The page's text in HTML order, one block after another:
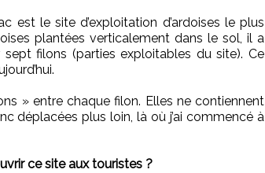
est le site d’exploitation d’ardoises le plus
plantées verticalement dans le sol, il a
filons (parties exploitables du site). Ce
» entre chaque filon. Elles ne contiennent
déplacées plus loin, là où j’ai commencé à
ce site aux touristes ?